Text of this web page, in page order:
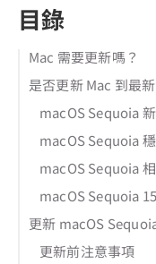
目錄
Mac 需要更新嗎？
是否更新 Mac 到最
macOS Sequoia
macOS Sequoia
macOS Sequoia
macOS Sequoia
更新 macOS
更新前注意事項